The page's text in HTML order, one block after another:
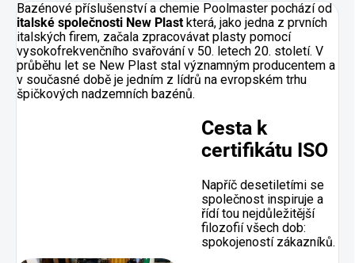
Bazénové příslušenství a chemie Poolmaster pochází od
italské společnosti New Plastkterá, jako jedna z prvních
italských firem, začala zpracovávat plasty pomocí
vysokofrekvenčního svařování v 50. letech 20. století. V
průběhu let se New Plast stal významným producentem a
v současné době je jedním z lídrů na evropském trhu
špičkových nadzemních bazénů.
Cesta k
certifikátu ISO
Napříč desetiletími se
společnost inspiruje a
řídí tou nejdůležitější
filozofií všech dob:
spokojeností zákazníků.